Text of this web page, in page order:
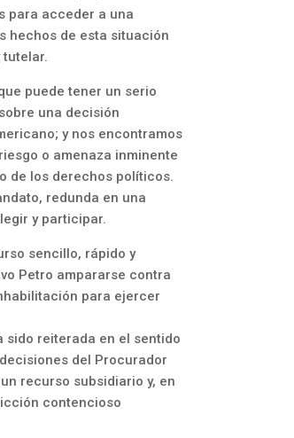
para acceder a una
hechos de esta situación
puede tener un serio
una decisión
y nos encontramos
o amenaza inminente
de los derechos políticos.
redunda en una
y participar.
sencillo, rápido y
Petro ampararse contra
para ejercer
sido reiterada en el sentido
del Procurador
recurso subsidiario y, en
contencioso